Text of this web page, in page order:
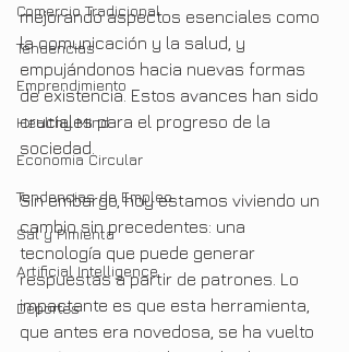
Comercio Tradicional
Tendencias
Emprendimiento
Healthy Mind
Economia Circular
Tendencias de Empleo
Sal y Pimienta
Artificial Intelligence
Deportes
mejorando aspectos esenciales como
la comunicación y la salud, y
empujándonos hacia nuevas formas
de existencia. Estos avances han sido
cruciales para el progreso de la
sociedad.
Sin embargo, hoy estamos viviendo un
cambio sin precedentes: una
tecnología que puede generar
respuestas a partir de patrones. Lo
impactante es que esta herramienta,
que antes era novedosa, se ha vuelto